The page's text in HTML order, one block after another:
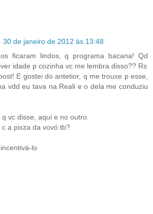
30 de janeiro de 2012 às 13:48
ficaram lindos, q programa bacana! Qd
idade p cozinha vc me lembra disso?? Rs
E gostei do antetior, q me trouxe p esse,
vdd eu tava na Reali e o dela me conduziu
vc disse, aqui e no outro.
c a pixza da vovó tb?
lo